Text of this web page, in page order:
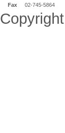
Fax
02-745-5864